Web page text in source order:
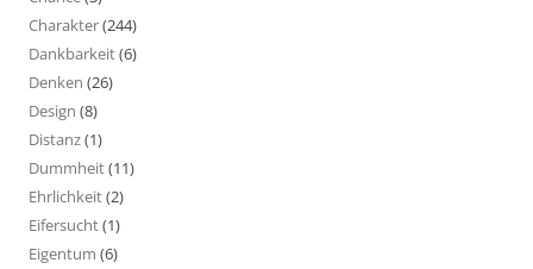
Charakter(244)
Dankbarkeit(6)
Denken (26)
Design (8)
Distanz(1)
Dummheit(11)
Ehrlichkeit(2)
Eifersucht(1)
Eigentum (6)